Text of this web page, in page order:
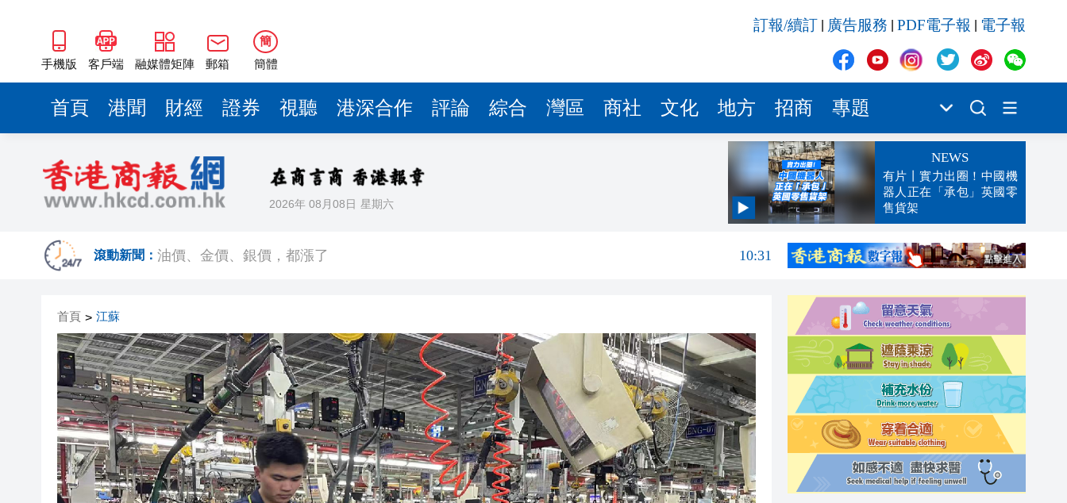
手機版 客戶端 融媒體矩陣 郵箱
簡
簡體
訂報/續訂 廣告服務 PDF電子報 電子報
首頁 港聞 財經 證券 視聽 港深合作 評論 綜合 灣區 商社 文化 地方 招商 專題
2026年 08月08日 星期六
NEWS
有片丨實力出圈！中國機
器人正在「承包」英國零
售貨架
滾動新聞：
10:44
油價、金價、銀價，都漲了
10:31
雲南火把節燃料桶意外傾倒 現場16人灼傷
10:05
【港商時評】加強專業培訓 提升關愛服務
09:43
蔡皋領取國際安徒生獎 系插畫獎項60年來首位中國畫家
09:23
1元投資8元跟投 資本乘數效應彰顯 30家港投投資企業排隊IPO
09:19
首頁 > 江蘇